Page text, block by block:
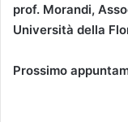
prof. Morandi,
Università della
Prossimo